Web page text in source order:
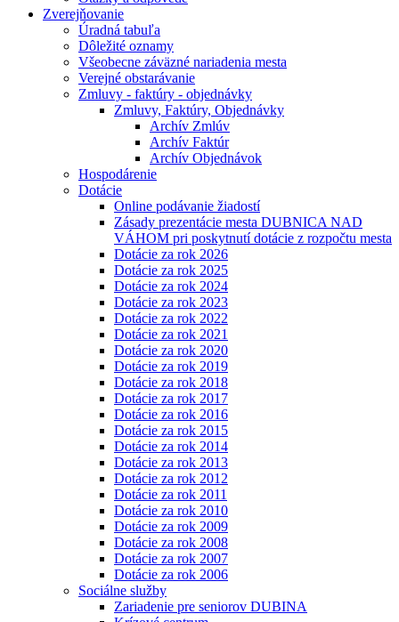
Zverejňovanie
Úradná tabuľa
Dôležité oznamy
Všeobecne záväzné nariadenia mesta
Verejné obstarávanie
Zmluvy - faktúry - objednávky
Zmluvy, Faktúry, Objednávky
Archív Zmlúv
Archív Faktúr
Archív Objednávok
Hospodárenie
Dotácie
Online podávanie žiadostí
Zásady prezentácie mesta DUBNICA NAD
VÁHOM pri poskytnutí dotácie z rozpočtu mesta
Dotácie za rok 2026
Dotácie za rok 2025
Dotácie za rok 2024
Dotácie za rok 2023
Dotácie za rok 2022
Dotácie za rok 2021
Dotácie za rok 2020
Dotácie za rok 2019
Dotácie za rok 2018
Dotácie za rok 2017
Dotácie za rok 2016
Dotácie za rok 2015
Dotácie za rok 2014
Dotácie za rok 2013
Dotácie za rok 2012
Dotácie za rok 2011
Dotácie za rok 2010
Dotácie za rok 2009
Dotácie za rok 2008
Dotácie za rok 2007
Dotácie za rok 2006
Sociálne služby
Zariadenie pre seniorov DUBINA